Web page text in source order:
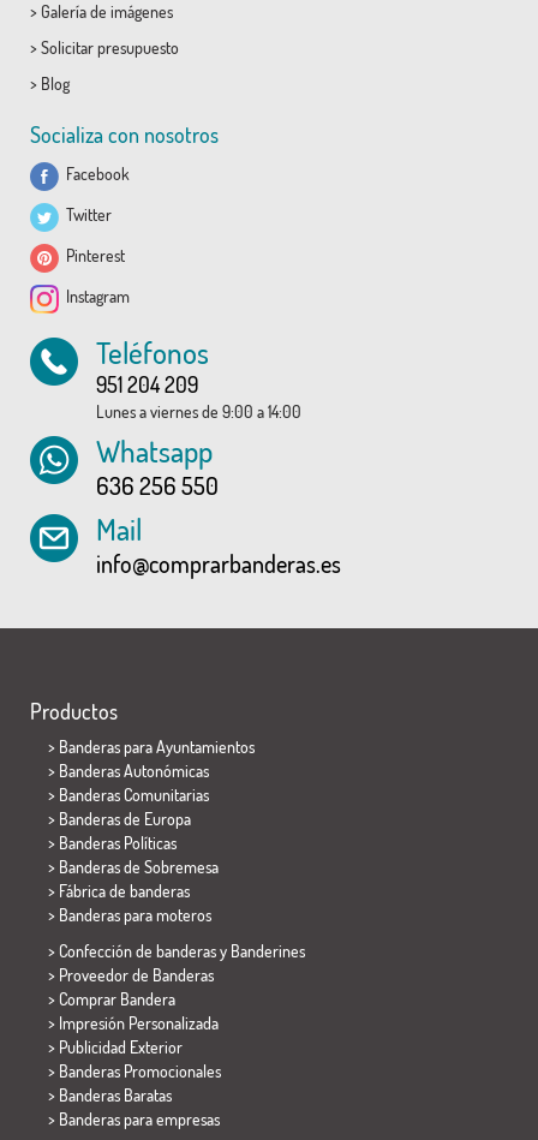
> Galería de imágenes
> Solicitar presupuesto
> Blog
Socializa con nosotros
Facebook
Twitter
Pinterest
Instagram
Teléfonos
951 204 209
Lunes a viernes de 9:00 a 14:00
Whatsapp
636 256 550
Mail
info@comprarbanderas.es
Productos
> Banderas para Ayuntamientos
> Banderas Autonómicas
> Banderas Comunitarias
> Banderas de Europa
> Banderas Políticas
> Banderas de Sobremesa
> Fábrica de banderas
> Banderas para moteros
> Confección de banderas y Banderines
> Proveedor de Banderas
> Comprar Bandera
> Impresión Personalizada
> Publicidad Exterior
> Banderas Promocionales
> Banderas Baratas
> Banderas para empresas